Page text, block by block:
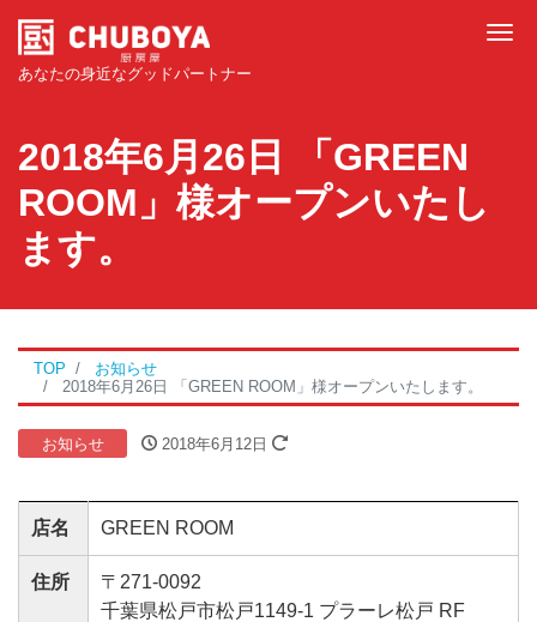
あなたの身近なグッドパートナー
2018年6月26日 「GREEN
ROOM」様オープンいたし
ます。
TOP
お知らせ
2018年6月26日 「GREEN ROOM」様オープンいたします。
お知らせ 2018年6月12日
店名 GREEN ROOM
住所
〒271-0092
千葉県松戸市松戸1149-1 プラーレ松戸 RF